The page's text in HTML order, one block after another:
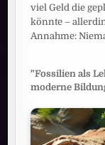
viel Geld die
könnte –
Annahme:
"Fossilien als
moderne